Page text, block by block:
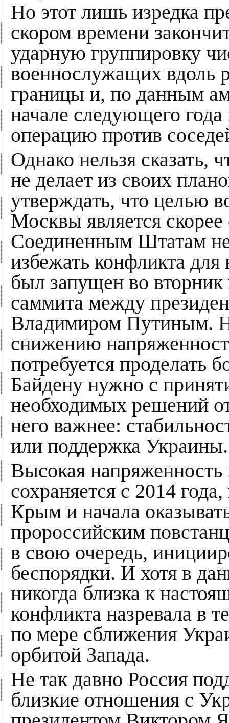
Но этот лишь изредка
скором времени
ударную группировку
военнослужащих вдоль
границы и, по данным
начале следующего
операцию против
Однако нельзя сказать,
не делает из своих
утверждать, что целью
Москвы является
Соединенным Штатам
избежать конфликта
был запущен во вторник
саммита между
Владимиром Путиным.
снижению
потребуется проделать
Байдену нужно с
необходимых решений
него важнее:
или поддержка Украины.
Высокая
сохраняется с 2014
Крым и начала
пророссийским
в свою очередь,
беспорядки. И хотя в
никогда близка к
конфликта назревала в
по мере сближения
орбитой Запада.
Не так давно Россия
близкие отношения с